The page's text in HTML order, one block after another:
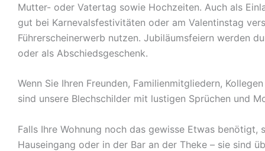
Mutter- oder Vatertag sowie Hochzeiten. Auch als
gut bei Karnevalsfestivitäten oder am Valentinstag
Führerscheinerwerb nutzen. Jubiläumsfeiern werden
oder als Abschiedsgeschenk.
Wenn Sie Ihren Freunden, Familienmitgliedern,
sind unsere Blechschilder mit lustigen Sprüchen und
Falls Ihre Wohnung noch das gewisse Etwas benötigt,
Hauseingang oder in der Bar an der Theke – sie sind